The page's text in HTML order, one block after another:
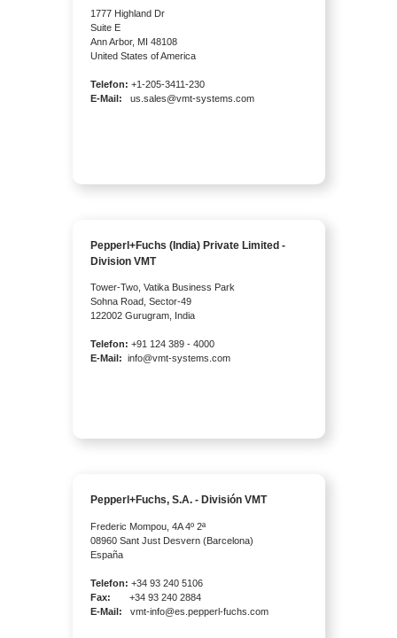
1777 Highland Dr
Suite E
Ann Arbor, MI 48108
United States of America
Telefon: +1-205-3411-230
E-Mail: us.sales@vmt-systems.com
Pepperl+Fuchs (India) Private Limited -
Division VMT
Tower-Two, Vatika Business Park
Sohna Road, Sector-49
122002 Gurugram, India
Telefon: +91 124 389 - 4000
E-Mail: info@vmt-systems.com
Pepperl+Fuchs, S.A. - División VMT
Frederic Mompou, 4A 4º 2ª
08960 Sant Just Desvern (Barcelona)
España
Telefon: +34 93 240 5106
Fax: +34 93 240 2884
E-Mail:
vmt-info@es.pepperl-fuchs.com